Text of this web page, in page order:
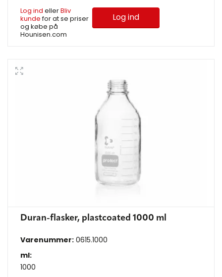
Log ind ellerBliv
kundefor at se priser
og købe på
Hounisen.com
Log ind
Duran-flasker, plastcoated 1000 ml
Varenummer: 0615.1000
ml:
1000